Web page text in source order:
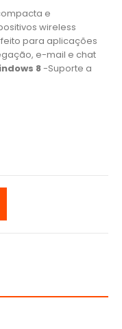
e
wireless
para aplicações
e-mail e chat
8-Suporte a